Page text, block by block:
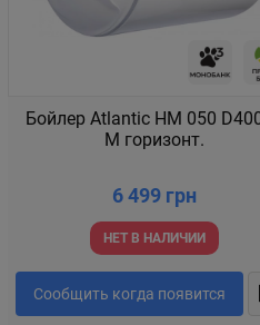
Бойлер Atlantic HM 050
M горизонт.
6 499 грн
НЕТ В НАЛИЧИИ
Сообщить когда появится